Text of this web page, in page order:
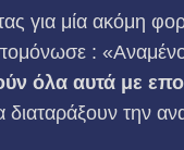
για μία ακόμη
:
όλα αυτά με
διαταράξουν την